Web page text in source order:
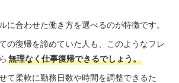
に合わせた働き方を選べるのが特徴です。
の復帰を諦めていた人も、このようなフレ
無理なく仕事復帰できるでしょう。
て柔軟に勤務日数や時間を調整できるた